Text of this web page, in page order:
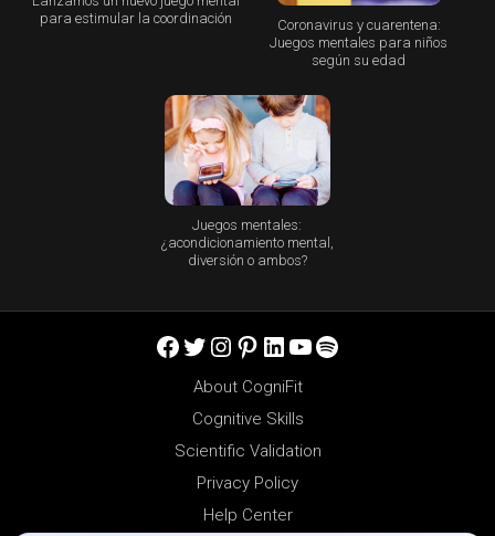
para estimular la coordinación
Coronavirus y cuarentena:
Juegos mentales para niños
según su edad
Juegos mentales:
¿acondicionamiento mental,
diversión o ambos?
Facebook
Twitter
Instagram
Pinterest
LinkedIn
YouTube
Spotify
About CogniFit
Cognitive Skills
Scientific Validation
Privacy Policy
Help Center